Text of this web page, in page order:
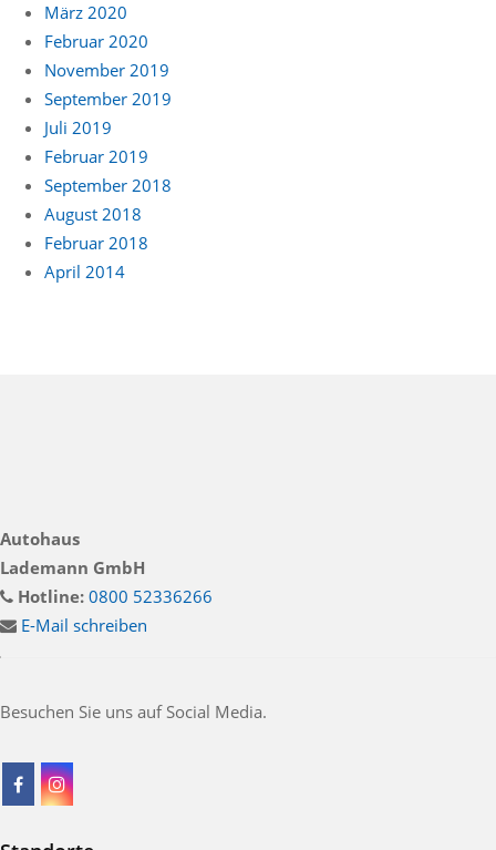
März 2020
Februar 2020
November 2019
September 2019
Juli 2019
Februar 2019
September 2018
August 2018
Februar 2018
April 2014
Autohaus
Lademann GmbH
Hotline: 0800 52336266
E-Mail schreiben
Besuchen Sie uns auf Social Media.